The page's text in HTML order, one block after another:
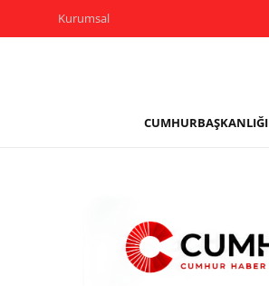
Kurumsal
CUMHURBAŞKANLIĞI